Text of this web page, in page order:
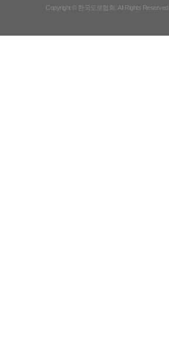
Copyright © 한국도로협회. All Rights Reserved.